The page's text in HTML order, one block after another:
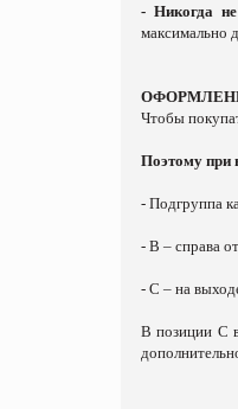
- Никогда не
максимально
Чтобы
Поэтому при
- Подгруппа
- В – справа
- С – на
В позиции С